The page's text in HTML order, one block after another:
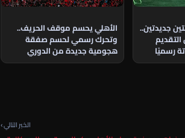
جديدتين..
التقديم
رسميًا
الأهلي يحسم موقف الحريف..
وتحرك رسمي لحسم صفقة
هجومية جديدة من الدوري
الجزائري
الخبر التالي ›